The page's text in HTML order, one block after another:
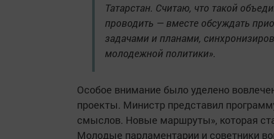
Татарстан. Считаю, что такой
проводить — вместе обсуждать
задачами и планами,
молодежной политики».
Особое внимание было уделено
проекты. Министр представил
смыслов. Новые маршруты», которая
Молодые парламентарии и советники